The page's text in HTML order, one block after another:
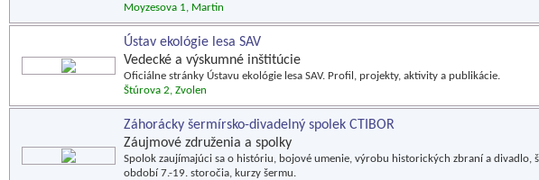
Moyzesova 1, Martin
Ústav ekológie lesa SAV
Vedecké a výskumné inštitúcie
Oficiálne stránky Ústavu ekológie lesa SAV. Profil, projekty, aktivity a publikácie.
Štúrova 2, Zvolen
Záhorácky šermírsko-divadelný spolek CTIBOR
Záujmové združenia a spolky
Spolok zaujímajúci sa o históriu, bojové umenie, výrobu historických zbraní a divadlo,
období 7.-19. storočia, kurzy šermu.